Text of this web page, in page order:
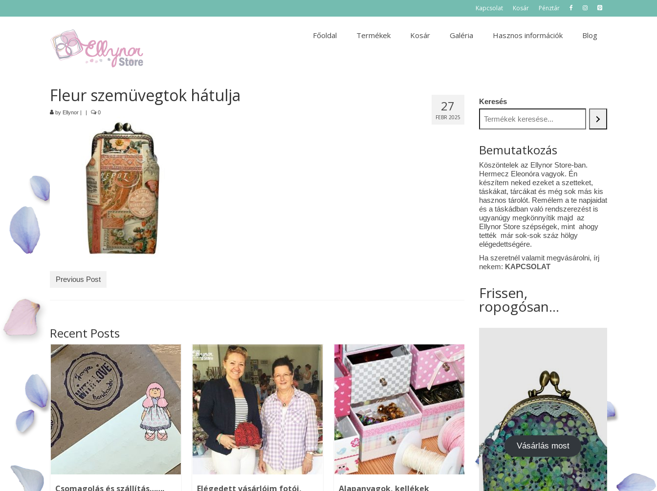
Kapcsolat Kosár Pénztár
Főoldal Termékek Kosár Galéria Hasznos információk Blog
27
FEBR 2025
Fleur szemüvegtok hátulja
by Ellynor | | 0
Previous Post
Recent Posts
– Üdv Csomagolás és szállítás…….
Elégedett vásárlóim fotói,
Alapanyagok, kellékek A termékek tisztítása
Keresés
Bemutatkozás
Köszöntelek az Ellynor Store-ban.
Hermecz Eleonóra vagyok. Én
készítem neked ezeket a szetteket,
táskákat, tárcákat és még sok más kis
hasznos tárolót. Remélem a te napjaidat
és a táskádban való rendszerezést is
ugyanúgy megkönnyítik majd az
Ellynor Store szépségek, mint ahogy
tették már sok-sok száz hölgy
elégedettségére.
Ha szeretnél valamit megvásárolni, írj
nekem: KAPCSOLAT
Frissen,
ropogósan...
Vásárlás most